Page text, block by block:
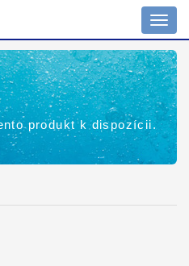
produkt k dispozícii.